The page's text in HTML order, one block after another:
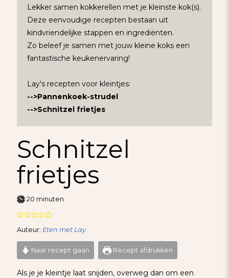
Lekker samen kokkerellen met je kleinste kok(s).
Deze eenvoudige recepten bestaan uit
kindvriendelijke stappen en ingrediënten.
Zo beleef je samen met jouw kleine koks een
fantastische keukenervaring!
Lay's recepten voor kleintjes:
-->Pannenkoek-strudel
-->Schnitzel frietjes
Schnitzel
frietjes
20 minuten
minuten
Auteur: Eten met Lay
Naar recept gaan Recept afdrukken
Als je je kleintje laat snijden, overweg dan om een